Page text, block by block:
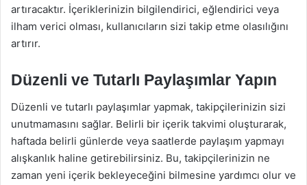
artıracaktır. İçeriklerinizin bilgilendirici, eğlendirici veya
ilham verici olması, kullanıcıların sizi takip etme olasılığını
artırır.
Düzenli ve Tutarlı Paylaşımlar Yapın
Düzenli ve tutarlı paylaşımlar yapmak, takipçilerinizin sizi
unutmamasını sağlar. Belirli bir içerik takvimi oluşturarak,
haftada belirli günlerde veya saatlerde paylaşım yapmayı
alışkanlık haline getirebilirsiniz. Bu, takipçilerinizin ne
zaman yeni içerik bekleyeceğini bilmesine yardımcı olur ve